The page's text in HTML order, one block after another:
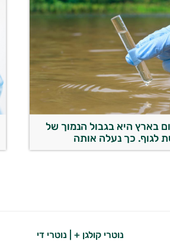
בארץ היא בגבול הנמוך של
לגוף. כך נעלה אותה
נוטרי קולגן + | נוטרי די